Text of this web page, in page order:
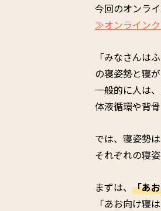
今回のオンラ
≫オンラインク
「みなさんは
の寝姿勢と寝
一般的に人は
体液循環や背
では、寝姿勢
それぞれの寝
まずは、 「あ
「あお向け寝